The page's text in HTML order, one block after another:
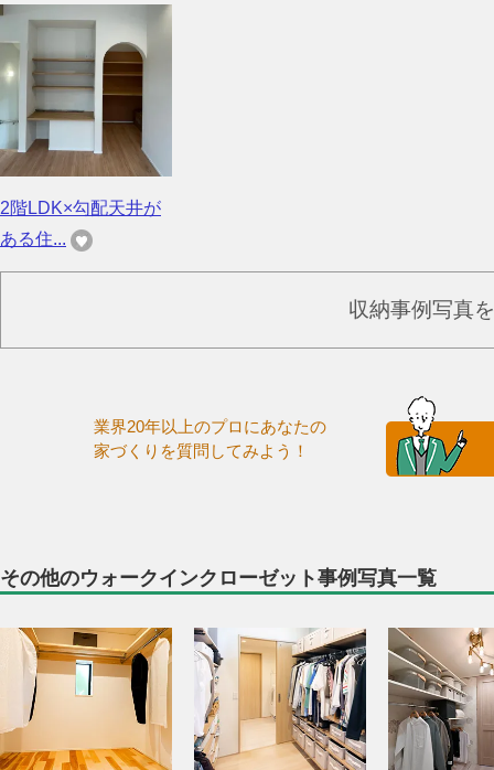
2階LDK×勾配天井が
ある住...
収納事例写真
業界20年以上のプロにあなたの
家づくりを質問してみよう！
その他のウォークインクローゼット事例写真一覧